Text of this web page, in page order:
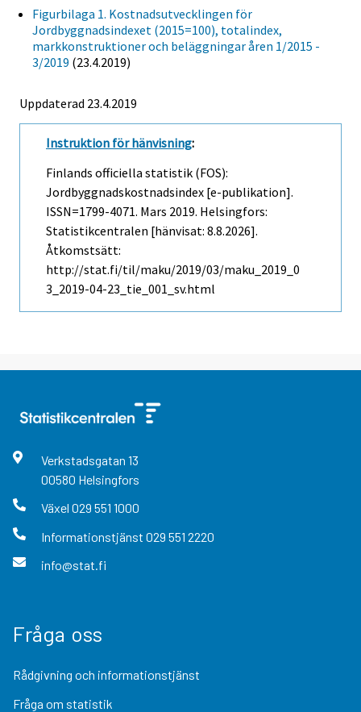
Figurbilaga 1. Kostnadsutvecklingen för
Jordbyggnadsindexet (2015=100), totalindex,
markkonstruktioner och beläggningar åren 1/2015 -
3/2019 (23.4.2019)
Uppdaterad 23.4.2019
Instruktion för hänvisning:
Finlands officiella statistik (FOS):
Jordbyggnadskostnadsindex [e-publikation].
ISSN=1799-4071. Mars 2019. Helsingfors:
Statistikcentralen [hänvisat: 8.8.2026].
Åtkomstsätt:
http://stat.fi/til/maku/2019/03/maku_2019_0
3_2019-04-23_tie_001_sv.html
Verkstadsgatan 13
00580 Helsingfors
Växel 029 551 1000
Informationstjänst 029 551 2220
info@stat.fi
Fråga oss
Rådgivning och informationstjänst
Fråga om statistik